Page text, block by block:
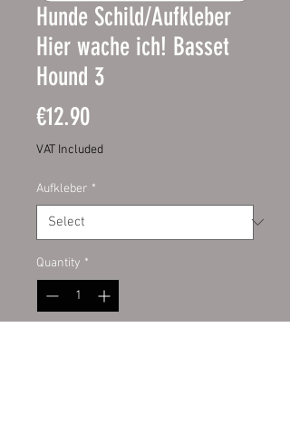
Hunde Schild/Aufkleber
Hier wache ich! Basset
Hound 3
€12.90Price
VAT Included
Aufkleber *
Quantity *